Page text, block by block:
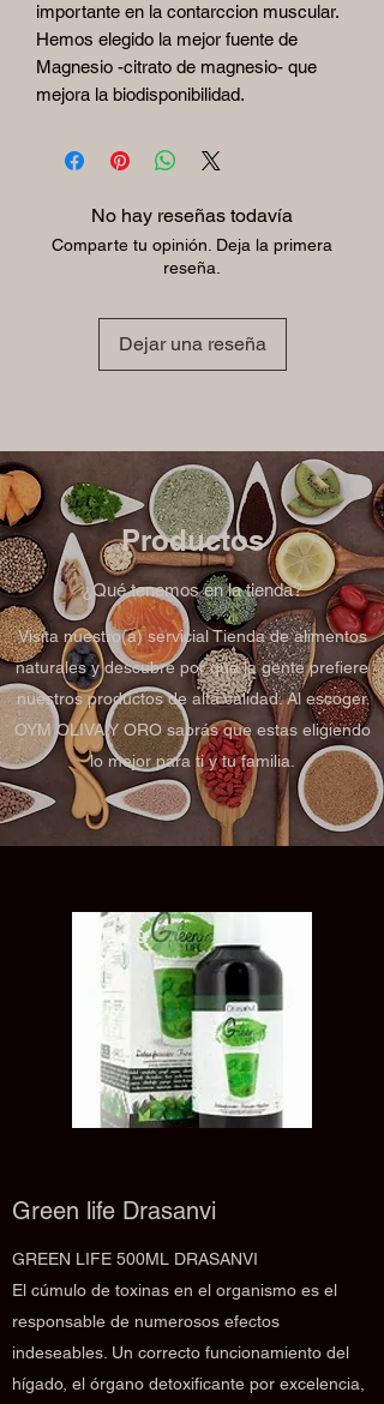
importante en la contarccion muscular.
Hemos elegido la mejor fuente de
Magnesio -citrato de magnesio- que
mejora la biodisponibilidad.
No hay reseñas todavía
Comparte tu opinión. Deja la primera
reseña.
Dejar una reseña
Productos
¿Qué tenemos en la tienda?
Visita nuestro(a) servicial Tienda de alimentos
naturales y descubre por qué la gente prefiere
nuestros productos de alta calidad. Al escoger
OYM OLIVA Y ORO sabrás que estas eligiendo
lo mejor para ti y tu familia.
Green life Drasanvi
GREEN LIFE 500ML DRASANVI
El cúmulo de toxinas en el organismo es el
responsable de numerosos efectos
indeseables. Un correcto funcionamiento del
hígado, el órgano detoxificante por excelencia,